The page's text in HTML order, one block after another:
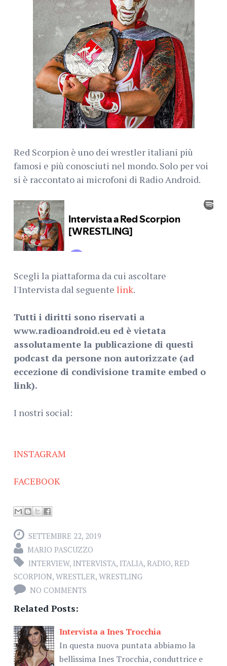
Red Scorpion è uno dei wrestler italiani più
famosi e più conosciuti nel mondo. Solo per voi
si è raccontato ai microfoni di Radio Android.
Scegli la piattaforma da cui ascoltare
l'Intervista dal seguente link.
Tutti i diritti sono riservati a
www.radioandroid.eu ed è vietata
assolutamente la publicazione di questi
podcast da persone non autorizzate (ad
eccezione di condivisione tramite embed o
link).
I nostri social:
INSTAGRAM
FACEBOOK
SETTEMBRE 22, 2019
MARIO PASCUZZO
INTERVIEW, INTERVISTA, ITALIA, RADIO, RED
SCORPION, WRESTLER, WRESTLING
NO COMMENTS
Related Posts:
Intervista a Ines Trocchia
In questa nuova puntata abbiamo la
bellissima Ines Trocchia, conduttrice e